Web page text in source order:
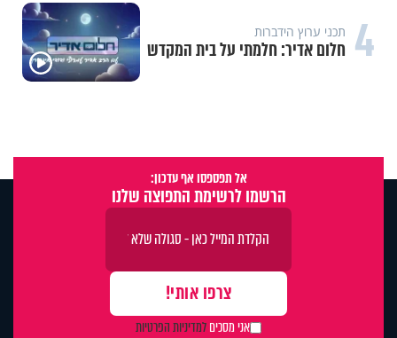
4 תכני ערוץ הידברות
חלום אדיר: חלמתי על בית המקדש
אל תפספסו אף עדכון:
הרשמו לרשימת התפוצה שלנו
אני מסכיםלמדיניות הפרטיות